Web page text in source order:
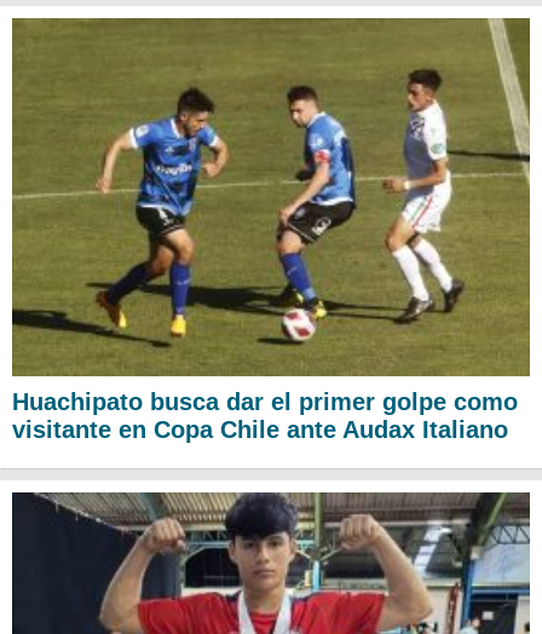
Huachipato busca dar el primer golpe como
visitante en Copa Chile ante Audax Italiano